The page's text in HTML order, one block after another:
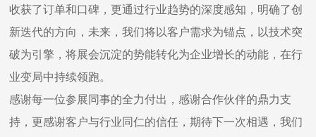
收获了订单和口碑，更通过行业趋势的深度感知，明确了创
新迭代的方向，未来，我们将以客户需求为锚点，以技术突
破为引擎，将展会沉淀的势能转化为企业增长的动能，在行
业变局中持续领跑。
感谢每一位参展同事的全力付出，感谢合作伙伴的鼎力支
持，更感谢客户与行业同仁的信任，期待下一次相遇，我们